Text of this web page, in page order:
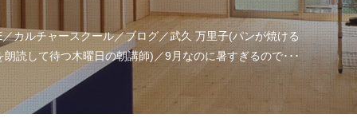
／カルチャースクール／ブログ／武久 万里子(パンが焼ける
朗読して待つ木曜日の朝講師) ／9月なのに暑すぎるので･･･